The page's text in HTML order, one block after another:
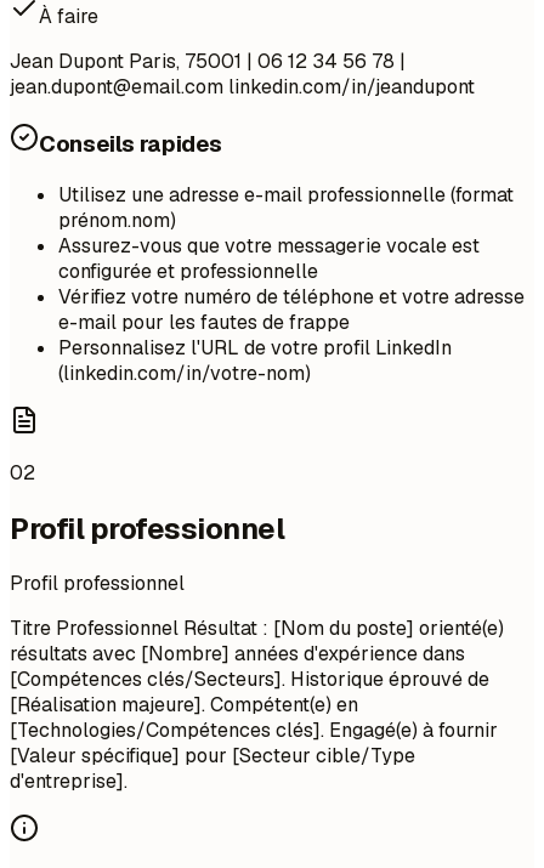
À faire
Jean Dupont Paris, 75001 | 06 12 34 56 78 |
jean.dupont@email.com linkedin.com/in/jeandupont
Conseils rapides
Utilisez une adresse e-mail professionnelle (format
prénom.nom)
Assurez-vous que votre messagerie vocale est
configurée et professionnelle
Vérifiez votre numéro de téléphone et votre adresse
e-mail pour les fautes de frappe
Personnalisez l'URL de votre profil LinkedIn
(linkedin.com/in/votre-nom)
02
Profil professionnel
Profil professionnel
Titre Professionnel Résultat : [Nom du poste] orienté(e)
résultats avec [Nombre] années d'expérience dans
[Compétences clés/Secteurs]. Historique éprouvé de
[Réalisation majeure]. Compétent(e) en
[Technologies/Compétences clés]. Engagé(e) à fournir
[Valeur spécifique] pour [Secteur cible/Type
d'entreprise].